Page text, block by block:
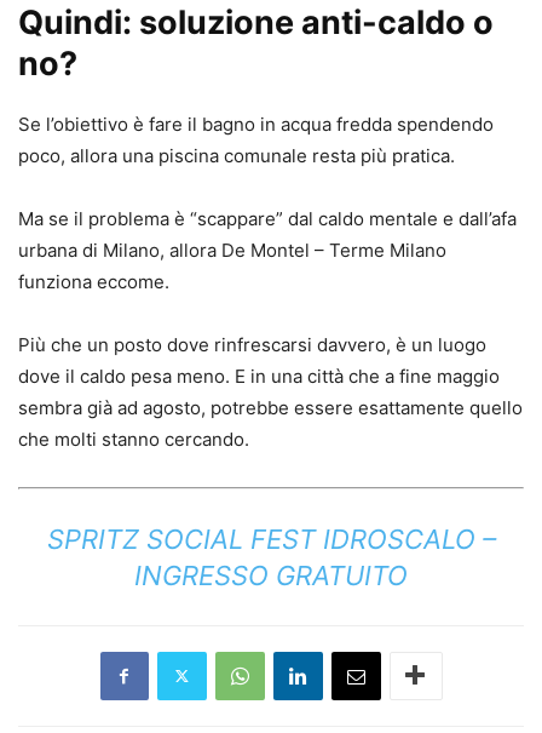
Quindi: soluzione anti-caldo o
no?
Se l’obiettivo è fare il bagno in acqua fredda spendendo
poco, allora una piscina comunale resta più pratica.
Ma se il problema è “scappare” dal caldo mentale e dall’afa
urbana di Milano, allora De Montel – Terme Milano
funziona eccome.
Più che un posto dove rinfrescarsi davvero, è un luogo
dove il caldo pesa meno. E in una città che a fine maggio
sembra già ad agosto, potrebbe essere esattamente quello
che molti stanno cercando.
SPRITZ SOCIAL FEST IDROSCALO –
INGRESSO GRATUITO